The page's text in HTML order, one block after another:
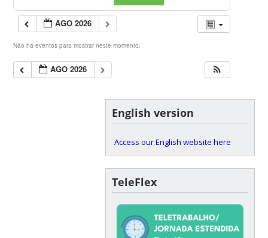
AGO 2026
Não há eventos para mostrar neste momento.
AGO 2026
English version
Access our English website here
TeleFlex